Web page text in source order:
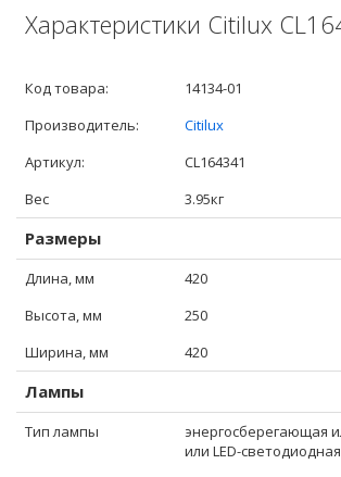
Характеристики Citilux
Код товара:
14134-01
Производитель:
Citilux
Артикул:
CL164341
Вес
3.95кг
Размеры
Длина, мм
420
Высота, мм
250
Ширина, мм
420
Лампы
Тип лампы
энергосберегающая
или LED-светодиодная